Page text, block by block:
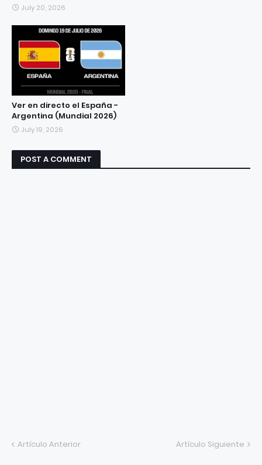
July 20, 2026
Ver en directo el España -
Argentina (Mundial 2026)
July 19, 2026
POST A COMMENT
Artículo Anterior Artículo Siguiente